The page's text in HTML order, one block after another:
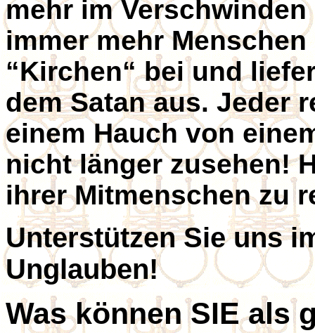
mehr im
immer mehr
“Kirchen“ bei und
dem Satan aus. Jeder
einem Hauch von
nicht länger zusehen!
ihrer Mitmenschen zu
Unterstützen Sie uns
Unglauben!
Was können SIE als